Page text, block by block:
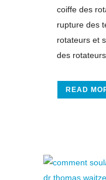
coiffe des
rupture des
rotateurs et
des
READ